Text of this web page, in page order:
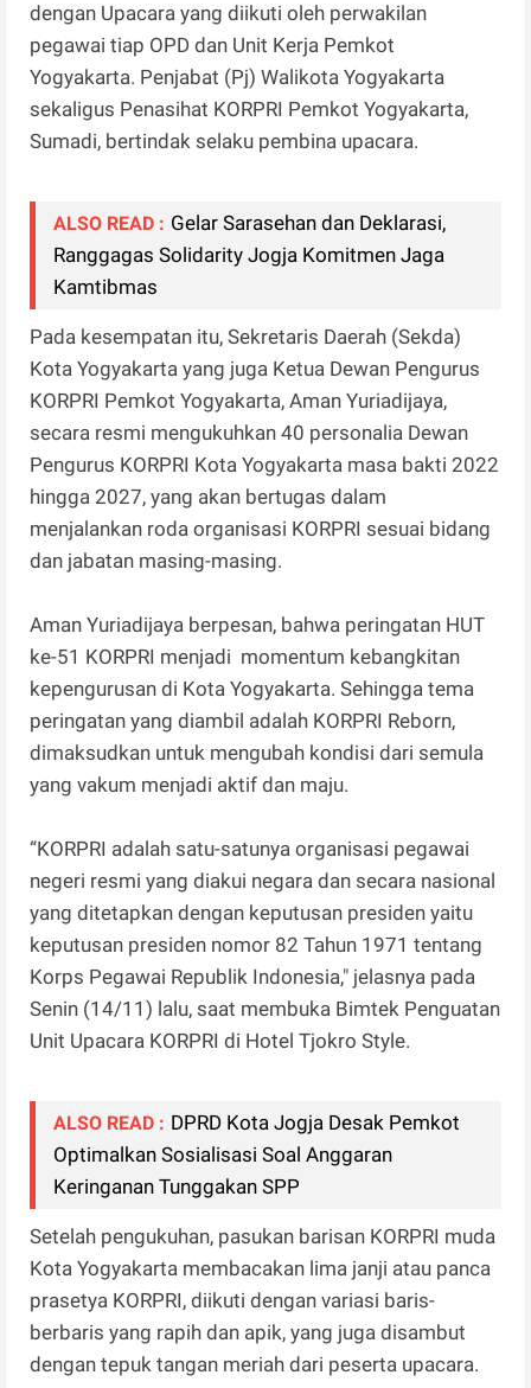
dengan Upacara yang diikuti oleh perwakilan
pegawai tiap OPD dan Unit Kerja Pemkot
Yogyakarta. Penjabat (Pj) Walikota Yogyakarta
sekaligus Penasihat KORPRI Pemkot Yogyakarta,
Sumadi, bertindak selaku pembina upacara.
ALSO READ : Gelar Sarasehan dan Deklarasi,
Ranggagas Solidarity Jogja Komitmen Jaga
Kamtibmas
Pada kesempatan itu, Sekretaris Daerah (Sekda)
Kota Yogyakarta yang juga Ketua Dewan Pengurus
KORPRI Pemkot Yogyakarta, Aman Yuriadijaya,
secara resmi mengukuhkan 40 personalia Dewan
Pengurus KORPRI Kota Yogyakarta masa bakti 2022
hingga 2027, yang akan bertugas dalam
menjalankan roda organisasi KORPRI sesuai bidang
dan jabatan masing-masing.
Aman Yuriadijaya berpesan, bahwa peringatan HUT
ke-51 KORPRI menjadi momentum kebangkitan
kepengurusan di Kota Yogyakarta. Sehingga tema
peringatan yang diambil adalah KORPRI Reborn,
dimaksudkan untuk mengubah kondisi dari semula
yang vakum menjadi aktif dan maju.
“KORPRI adalah satu-satunya organisasi pegawai
negeri resmi yang diakui negara dan secara nasional
yang ditetapkan dengan keputusan presiden yaitu
keputusan presiden nomor 82 Tahun 1971 tentang
Korps Pegawai Republik Indonesia," jelasnya pada
Senin (14/11) lalu, saat membuka Bimtek Penguatan
Unit Upacara KORPRI di Hotel Tjokro Style.
ALSO READ : DPRD Kota Jogja Desak Pemkot
Optimalkan Sosialisasi Soal Anggaran
Keringanan Tunggakan SPP
Setelah pengukuhan, pasukan barisan KORPRI muda
Kota Yogyakarta membacakan lima janji atau panca
prasetya KORPRI, diikuti dengan variasi baris-
berbaris yang rapih dan apik, yang juga disambut
dengan tepuk tangan meriah dari peserta upacara.